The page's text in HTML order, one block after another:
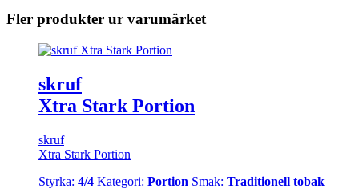
Fler produkter ur varumärket
skruf
Xtra Stark Portion
skruf
Xtra Stark Portion
Styrka: 4/4 Kategori: Portion Smak: Traditionell tobak